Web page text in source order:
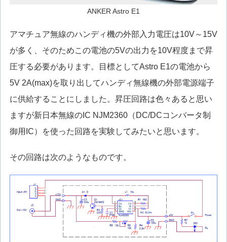
ANKER Astro E1
アマチュア無線のハンディ機の外部入力電圧は10V～15V
が多く、そのためこの電池の5Vの出力を10V程度まで昇
圧する必要があります。目標としてAstro E1の電池から
5V 2A(max)を取り出してハンディ無線機の外部電源端子
に供給することにしました。昇圧回路は色々あると思い
ますが新日本無線のIC NJM2360（DC/DCコンバータ制
御用IC）を使った回路を実験してみたいと思います。
その回路は次のようなものです。